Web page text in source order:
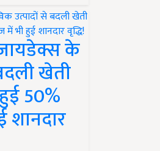
के
खेती
50%